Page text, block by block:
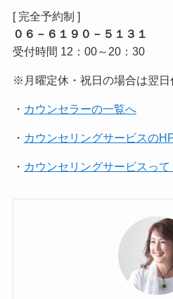
[ 完全予約制 ]
０６－６１９０－５１３１
受付時間 12：00～20：30
※月曜定休・祝日の場合は翌日
・ カウンセラーの一覧へ
・ カウンセリングサービスの
・ カウンセリングサービスって